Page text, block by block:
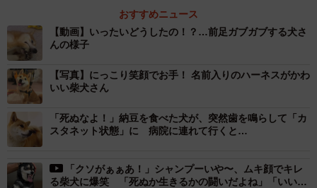
おすすめニュース
【動画】いったいどうしたの！？…前足ガブガブする犬さ
んの様子
【写真】にっこり笑顔でお手！ 名前入りのハーネスがかわ
いい柴犬さん
「死ぬなよ！」納豆を食べた犬が、突然歯を鳴らして「カ
スタネット状態」に 病院に連れて行くと…
「クソがぁぁあ！」シャンプーいや〜、ムキ顔でキレ
る柴犬に爆笑 「死ぬか生きるかの闘いだよね」「いい顔